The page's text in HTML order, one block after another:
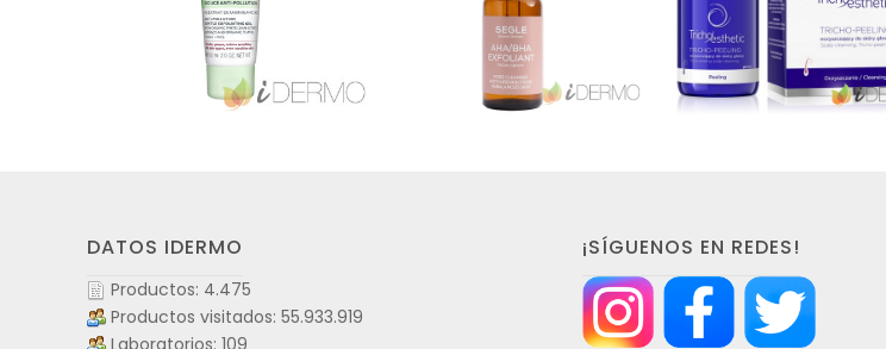
DATOS IDERMO
Productos: 4.475
Productos visitados: 55.933.919
Laboratorios: 109
¡SÍGUENOS EN REDES!